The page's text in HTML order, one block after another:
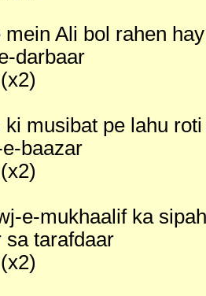
Ali bol rahen
darbaar
ki musibat pe lahu
baazar
e-mukhaalif ka
sa tarafdaar